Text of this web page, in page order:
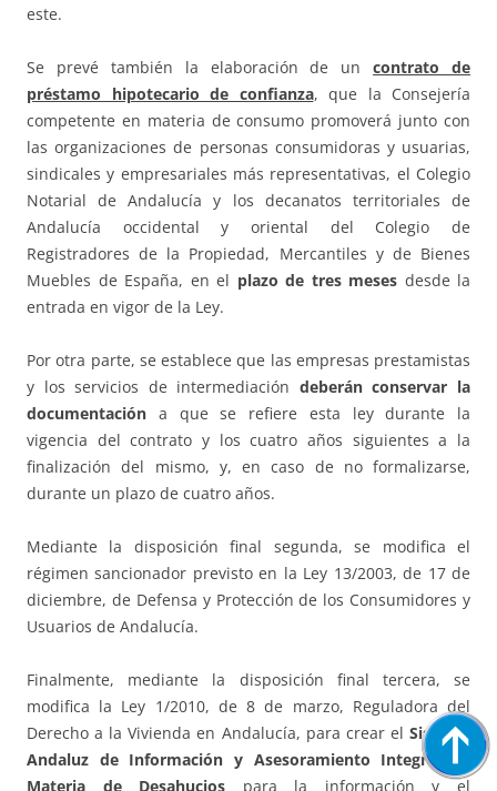
este.
Se prevé también la elaboración de uncontrato de
préstamo hipotecario de confianza, que la Consejería
competente en materia de consumo promoverá junto con
las organizaciones de personas consumidoras y usuarias,
sindicales y empresariales más representativas, el Colegio
Notarial de Andalucía y los decanatos territoriales de
Andalucía occidental y oriental del Colegio de
Registradores de la Propiedad, Mercantiles y de Bienes
Muebles de España, en el plazo de tres meses desde la
entrada en vigor de la Ley.
Por otra parte, se establece que las empresas prestamistas
y los servicios de intermediación deberán conservar la
documentación a que se refiere esta ley durante la
vigencia del contrato y los cuatro años siguientes a la
finalización del mismo, y, en caso de no formalizarse,
durante un plazo de cuatro años.
Mediante la disposición final segunda, se modifica el
régimen sancionador previsto en la Ley 13/2003, de 17 de
diciembre, de Defensa y Protección de los Consumidores y
Usuarios de Andalucía.
Finalmente, mediante la disposición final tercera, se
modifica la Ley 1/2010, de 8 de marzo, Reguladora del
Derecho a la Vivienda en Andalucía, para crear el Sistema
Andaluz de Información y Asesoramiento Integral en
Materia de Desahucios para la información y el